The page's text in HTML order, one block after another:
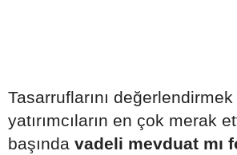
Tasarruflarını
yatırımcıların en çok merak
başında vadeli mevduat mı